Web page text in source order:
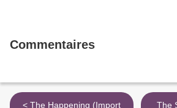
Commentaires
< The Happening (Import